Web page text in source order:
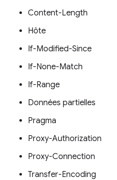
Content-Length
Hôte
If-Modified-Since
If-None-Match
If-Range
Données partielles
Pragma
Proxy-Authorization
Proxy-Connection
Transfer-Encoding